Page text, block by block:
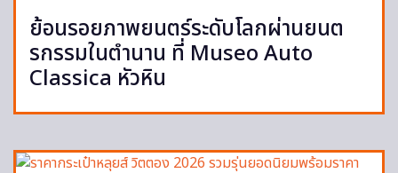
ย้อนรอยภาพยนตร์ระดับโลกผ่านยนต
รกรรมในตำนาน ที่ Museo Auto
Classica หัวหิน